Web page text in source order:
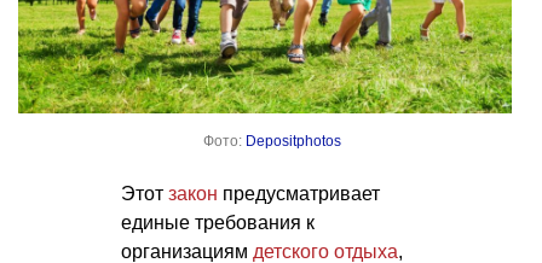
Фото: Depositphotos
Этот закон предусматривает
единые требования к
организациям детского отдыха,